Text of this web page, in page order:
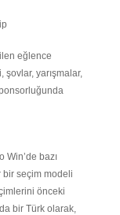
eğlence
yarışmalar,
Win’de bazı
bir seçim modeli
önceki
bir Türk olarak,